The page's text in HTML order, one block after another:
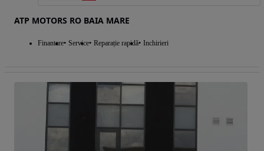
ATP MOTORS RO BAIA MARE
Finantare Service Reparație rapidă Inchirieri